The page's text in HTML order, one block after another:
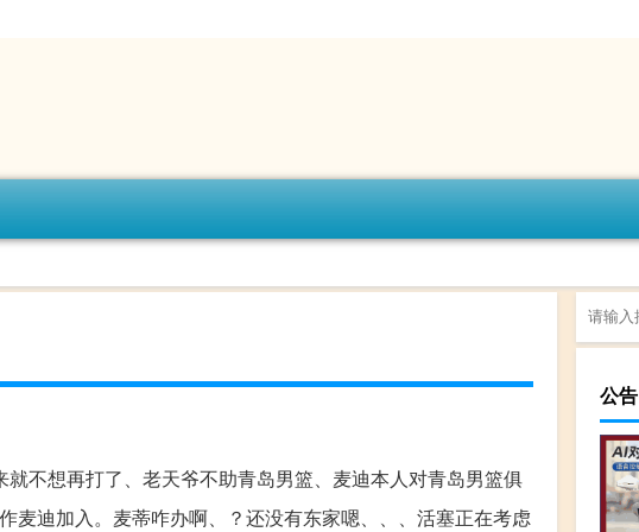
不想再打了、老天爷不助青岛男篮、麦迪本人对青岛男篮俱
麦迪加入。麦蒂咋办啊、？还没有东家嗯、、、活塞正在考虑
公告